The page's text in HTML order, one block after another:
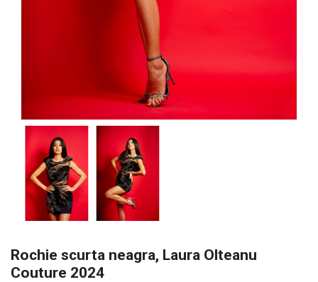
Rochie scurta neagra, Laura Olteanu
Couture 2024